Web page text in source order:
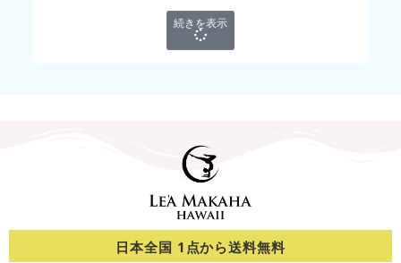
続きを表示
日本全国 1点から送料無料